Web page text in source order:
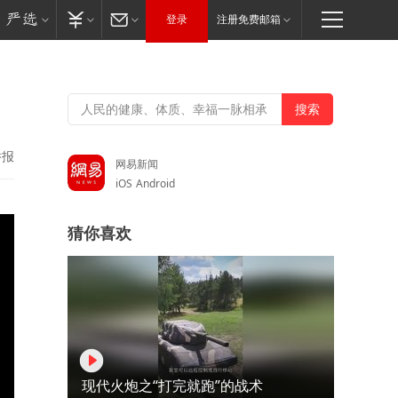
登录 注册免费邮箱
网易新闻
iOS Android
猜你喜欢
现代火炮之“打完就跑”的战术